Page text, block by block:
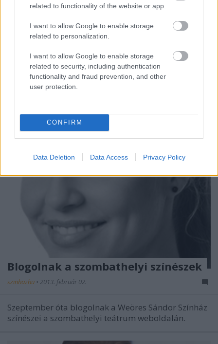
related to functionality of the website or app.
I want to allow Google to enable storage
related to personalization.
I want to allow Google to enable storage
related to security, including authentication
functionality and fraud prevention, and other
user protection.
CONFIRM
Data Deletion Data Access Privacy Policy
Pályázat színjátszó csoportok részére
szinhazhu•2013. február 02.
A Nagy Gáspár Kulturális Központ 2013. június 13-
16. között rendezi meg a XII. Nemzetközi Színjátszó
Fesztivált, és pályázatot írt ki a fesztiválon való
részvételre színjátszó csoportok részére.
Blogolnak a szombathelyi színészek
szinhazhu • 2013. február 02.
Szeptember óta blogolnak a Weöres Sándor Színház
színészei a szombathelyi teátrum weboldalán.